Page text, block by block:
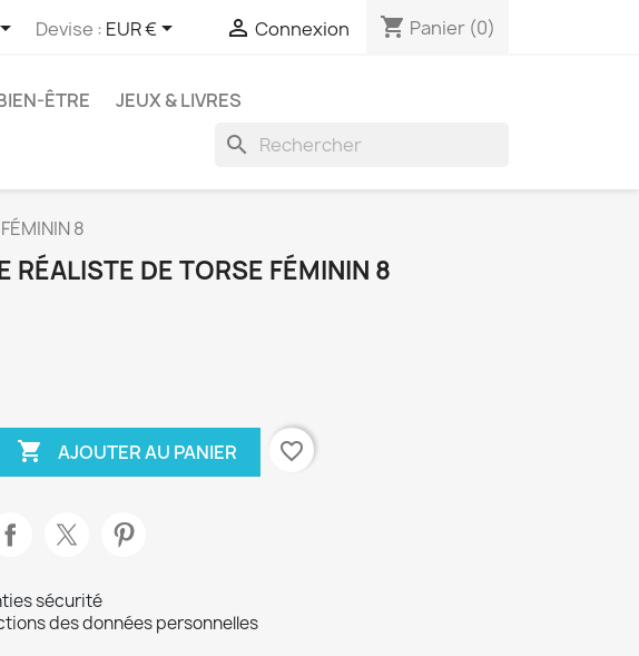
Devise : EUR €  Connexion shopping_cart Panier (0)
ÊTRE JEUX & LIVRES
search
8
RÉALISTE DE TORSE FÉMININ 8
 AJOUTER AU PANIER favorite_border
sécurité
des données personnelles